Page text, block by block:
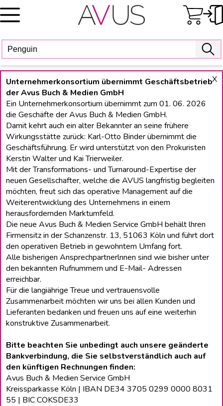
Skip
to
X
Unternehmerkonsortium übernimmt Geschäftsbetrieb
der Avus Buch & Medien GmbH
Ein Unternehmerkonsortium übernimmt zum 01. 06. 2026
die Geschäfte der Avus Buch & Medien GmbH.
Damit kehrt auch ein alter Bekannter an seine frühere
Wirkungsstätte zurück: Karl-Otto Binder übernimmt die
Geschäftsführung. Er wird unterstützt von den Prokuristen
Kerstin Walter und Kai Trierweiler.
Mit der Transformations- und Turnaround-Expertise der
neuen Gesellschafter, welche die AVUS langfristig begleiten
möchten, freut sich das operative Management auf die
Weiterentwicklung des Unternehmens in einem
herausfordernden Marktumfeld.
Die neue Avus Buch & Medien Service GmbH behält lhren
Firmensitz in der Schanzenstr. 13, 51063 Köln und führt dort
den operativen Betrieb in gewohntem Umfang fort.
Alle bisherigen Ansprechpartnerlnnen sind wie bisher unter
den bekannten Rufnummern und E-Mail- Adressen
erreichbar.
Für die langiährige Treue und vertrauensvolle
Zusammenarbeit möchten wir uns bei allen Kunden und
Lieferanten bedanken und freuen uns auf eine weiterhin
konstruktive Zusammenarbeit.
Bitte beachten Sie unbedingt auch unsere geänderte
Bankverbindung, die Sie selbstverständlich auch auf
den künftigen Rechnungen finden:
Avus Buch & Medien Service GmbH
Kreissparkasse Köln | IBAN DE34 3705 0299 0000 8031
55 | BIC COKSDE33